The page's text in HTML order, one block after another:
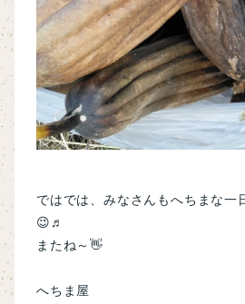
ではでは、みなさんもへちまな一
😉♬
またね～👋
へちま屋